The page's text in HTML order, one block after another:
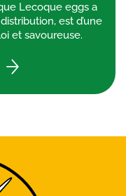
Lecoque eggs a
est d’une
et savoureuse.